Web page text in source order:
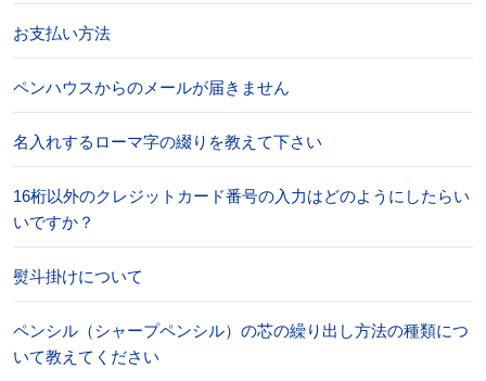
お支払い方法
ペンハウスからのメールが届きません
名入れするローマ字の綴りを教えて下さい
16桁以外のクレジットカード番号の入力はどのようにしたらい
いですか？
熨斗掛けについて
ペンシル（シャープペンシル）の芯の繰り出し方法の種類につ
いて教えてください